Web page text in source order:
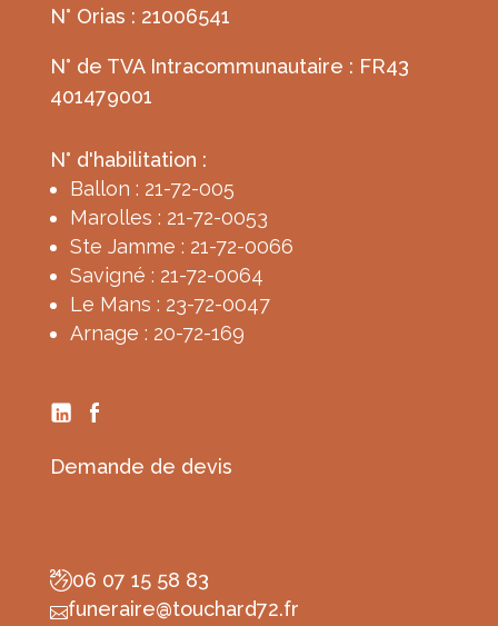
N° Orias : 21006541
N° de TVA Intracommunautaire : FR43
401479001
N° d'habilitation :
Ballon : 21-72-005
Marolles : 21-72-0053
Ste Jamme : 21-72-0066
Savigné : 21-72-0064
Le Mans : 23-72-0047
Arnage : 20-72-169
Demande de devis
06 07 15 58 83
funeraire@touchard72.fr